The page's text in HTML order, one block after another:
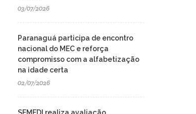
03/07/2026
Paranaguá participa de encontro
nacional do MEC e reforça
compromisso com a alfabetização
na idade certa
02/07/2026